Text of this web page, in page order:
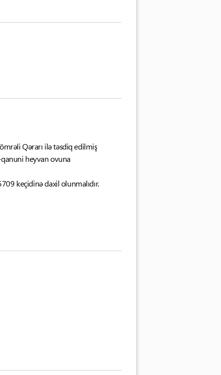
Qərarı ilə təsdiq edilmiş
heyvan ovuna
keçidinə daxil olunmalıdır.